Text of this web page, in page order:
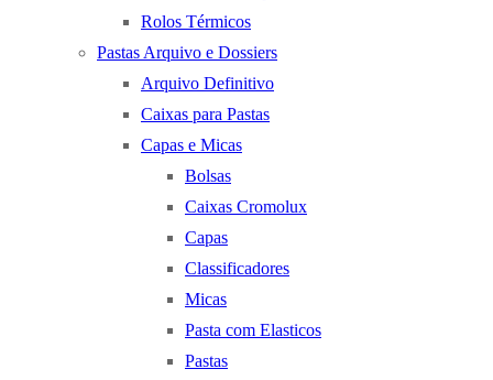
Rolos Térmicos
Pastas Arquivo e Dossiers
Arquivo Definitivo
Caixas para Pastas
Capas e Micas
Bolsas
Caixas Cromolux
Capas
Classificadores
Micas
Pasta com Elasticos
Pastas